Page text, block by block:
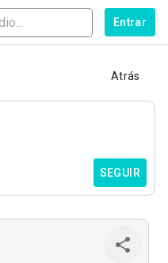
Entrar
Atrás
SEGUIR